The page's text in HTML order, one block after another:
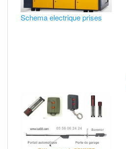
Schema electrique prises